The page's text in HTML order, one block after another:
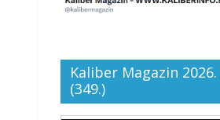
Kaliber Magazin
(349.)